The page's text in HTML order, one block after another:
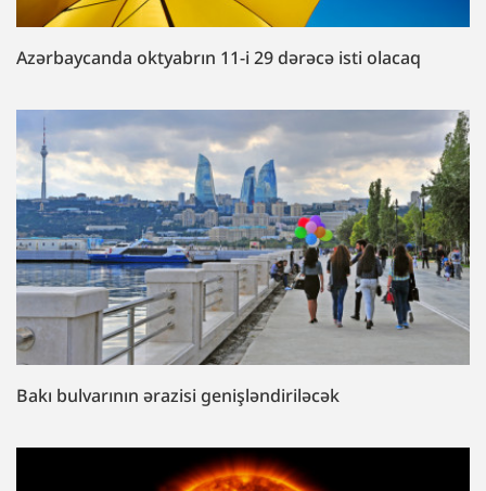
Azərbaycanda oktyabrın 11-i 29 dərəcə isti olacaq
Bakı bulvarının ərazisi genişləndiriləcək